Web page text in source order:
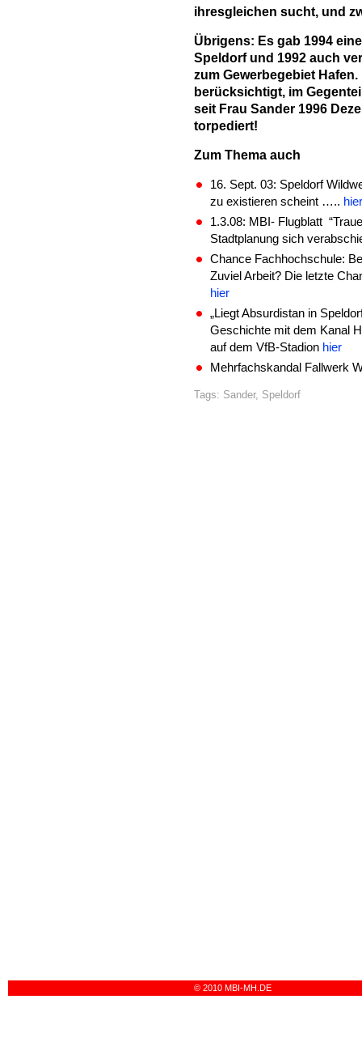
ihresgleichen sucht, und
Übrigens: Es gab 1994
Speldorf und 1992 auch
zum Gewerbegebiet
berücksichtigt, im
seit Frau Sander 1996
torpediert!
Zum Thema auch
16. Sept. 03: Speldorf
zu existieren scheint ….. hier
1.3.08: MBI- Flugblatt
Stadtplanung sich
Chance Fachhochschule:
Zuviel Arbeit? Die letzte
hier
„Liegt Absurdistan in
Geschichte mit dem Kanal
auf dem VfB-Stadion hier
Mehrfachskandal Fallwerk
Tags: Sander, Speldorf
© 2010 MBI-MH.DE